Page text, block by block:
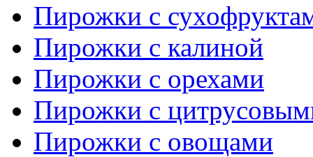
Пирожки с
Пирожки с калиной
Пирожки с орехами
Пирожки с
Пирожки с овощами